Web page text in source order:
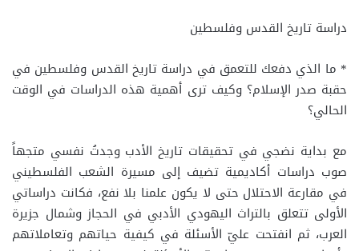
دراسة تاريخ القدس وفلسطين
* ما الذي دفعك للتعمق في دراسة تاريخ القدس وفلسطين في
حقبة صدر الإسلام؟ وكيف ترى أهمية هذه الدراسات في الوقت
الحالي؟
مع بداية نضجي في تحقيقات تاريخ الأدب وجدتُ نفسي متجهاً
صوب دراسات أكاديمية تضيف إلى مسيرة الشعب الفلسطيني
في مقارعة الاحتلال حتى لا يكون علمنا بلا نفع، فكانت دراساتي
الأولى تتعلق بالتراث اليهودي الأدبي في الحجاز وشمال جزيرة
العرب، ثم انفتحت عليّ الأسئلة في كيفية حياتهم وتعاملاتهم